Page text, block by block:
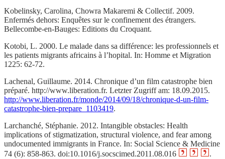
Kobelinsky, Carolina, Chowra Makaremi & Collectif. 2009.
Enfermés dehors: Enquêtes sur le confinement des étrangers.
Bellecombe-en-Bauges: Editions du Croquant.
Kotobi, L. 2000. Le malade dans sa différence: les professionnels et
les patients migrants africains à l’hopital. In: Homme et Migration
1225: 62‑72.
Lachenal, Guillaume. 2014. Chronique d’un film catastrophe bien
préparé. http://www.liberation.fr. Letzter Zugriff am: 18.09.2015.
http://www.liberation.fr/monde/2014/09/18/chronique-d-un-film-
catastrophe-bien-prepare_1103419.
Larchanché, Stéphanie. 2012. Intangible obstacles: Health
implications of stigmatization, structural violence, and fear among
undocumented immigrants in France. In: Social Science & Medicine
74 (6): 858‑863. doi:10.1016/j.socscimed.2011.08.016
.